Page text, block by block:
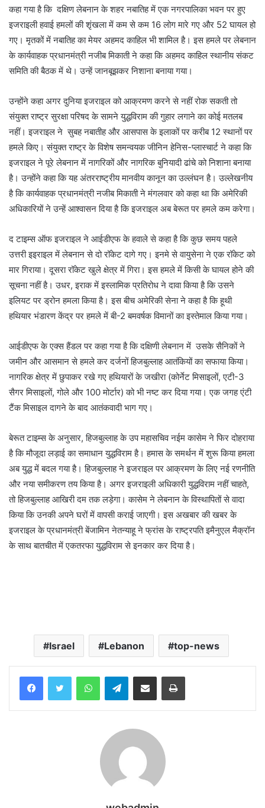
कहा गया है कि दक्षिण लेबनान के शहर नबातिह में एक नगरपालिका भवन पर हुए
इजराइली हवाई हमलों की शृंखला में कम से कम 16 लोग मारे गए और 52 घायल हो
गए। मृतकों में नबातिह का मेयर अहमद काहिल भी शामिल है। इस हमले पर लेबनान
के कार्यवाहक प्रधानमंत्री नजीब मिकाती ने कहा कि अहमद काहिल स्थानीय संकट
समिति की बैठक में थे। उन्हें जानबूझकर निशाना बनाया गया।
उन्होंने कहा अगर दुनिया इजराइल को आक्रमण करने से नहीं रोक सकती तो
संयुक्त राष्ट्र सुरक्षा परिषद के सामने युद्धविराम की गुहार लगाने का कोई मतलब
नहीं। इजराइल ने सुबह नबातीह और आसपास के इलाकों पर करीब 12 स्थानों पर
हमले किए। संयुक्त राष्ट्र के विशेष समन्वयक जीनिन हेनिस-प्लास्चार्ट ने कहा कि
इजराइल ने पूरे लेबनान में नागरिकों और नागरिक बुनियादी ढांचे को निशाना बनाया
है। उन्होंने कहा कि यह अंतरराष्ट्रीय मानवीय कानून का उल्लंघन है। उल्लेखनीय
है कि कार्यवाहक प्रधानमंत्री नजीब मिकाती ने मंगलवार को कहा था कि अमेरिकी
अधिकारियों ने उन्हें आश्वासन दिया है कि इजराइल अब बेरूत पर हमले कम करेगा।
द टाइम्स ऑफ इजराइल ने आईडीएफ के हवाले से कहा है कि कुछ समय पहले
उत्तरी इइराइल में लेबनान से दो रॉकेट दागे गए। इनमे से वायुसेना ने एक रॉकेट को
मार गिराया। दूसरा रॉकेट खुले क्षेत्र में गिरा। इस हमले में किसी के घायल होने की
सूचना नहीं है। उधर, इराक में इस्लामिक प्रतिरोध ने दावा किया है कि उसने
इलियट पर ड्रोन हमला किया है। इस बीच अमेरिकी सेना ने कहा है कि हूथी
हथियार भंडारण केंद्र पर हमले में बी-2 बमवर्षक विमानों का इस्तेमाल किया गया।
आईडीएफ के एक्स हैंडल पर कहा गया है कि दक्षिणी लेबनान में उसके सैनिकों ने
जमीन और आसमान से हमले कर दर्जनों हिजबुल्लाह आतंकियों का सफाया किया।
नागरिक क्षेत्र में छुपाकर रखे गए हथियारों के जखीरा (कोर्नेट मिसाइलों, एटी-3
सैगर मिसाइलों, गोले और 100 मोर्टार) को भी नष्ट कर दिया गया। एक जगह एंटी
टैंक मिसाइल दागने के बाद आतंकवादी भाग गए।
बेरूत टाइम्स के अनुसार, हिजबुल्लाह के उप महासचिव नईम कासेम ने फिर दोहराया
है कि मौजूदा लड़ाई का समाधान युद्धविराम है। हमास के समर्थन में शुरू किया हमला
अब युद्ध में बदल गया है। हिजबुल्लाह ने इजराइल पर आक्रमण के लिए नई रणनीति
और नया समीकरण तय किया है। अगर इजराइली अधिकारी युद्धविराम नहीं चाहते,
तो हिजबुल्लाह आखिरी दम तक लड़ेगा। कासेम ने लेबनान के विस्थापितों से वादा
किया कि उनकी अपने घरों में वापसी कराई जाएगी। इस अखबार की खबर के
इजराइल के प्रधानमंत्री बेंजामिन नेतन्याहू ने फ्रांस के राष्ट्रपति इमैनुएल मैक्रॉन
के साथ बातचीत में एकतरफा युद्धविराम से इनकार कर दिया है।
Israel Lebanon top-news
WhatsAppTelegramShare via Email Print